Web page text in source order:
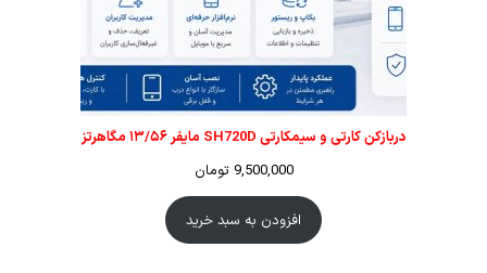
دربازکن کارتی و سیمکارتی SH720D مایفر ۱۳/۵۶ مگاهرتز
9,500,000 تومان
افزودن به سبد خرید